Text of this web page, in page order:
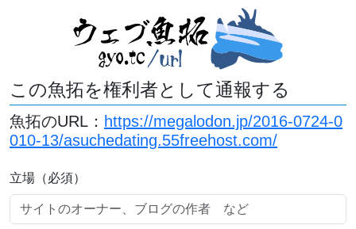
この魚拓を権利者として通報する
魚拓のURL： https://megalodon.jp/2016-0724-0
010-13/asuchedating.55freehost.com/
立場（必須）